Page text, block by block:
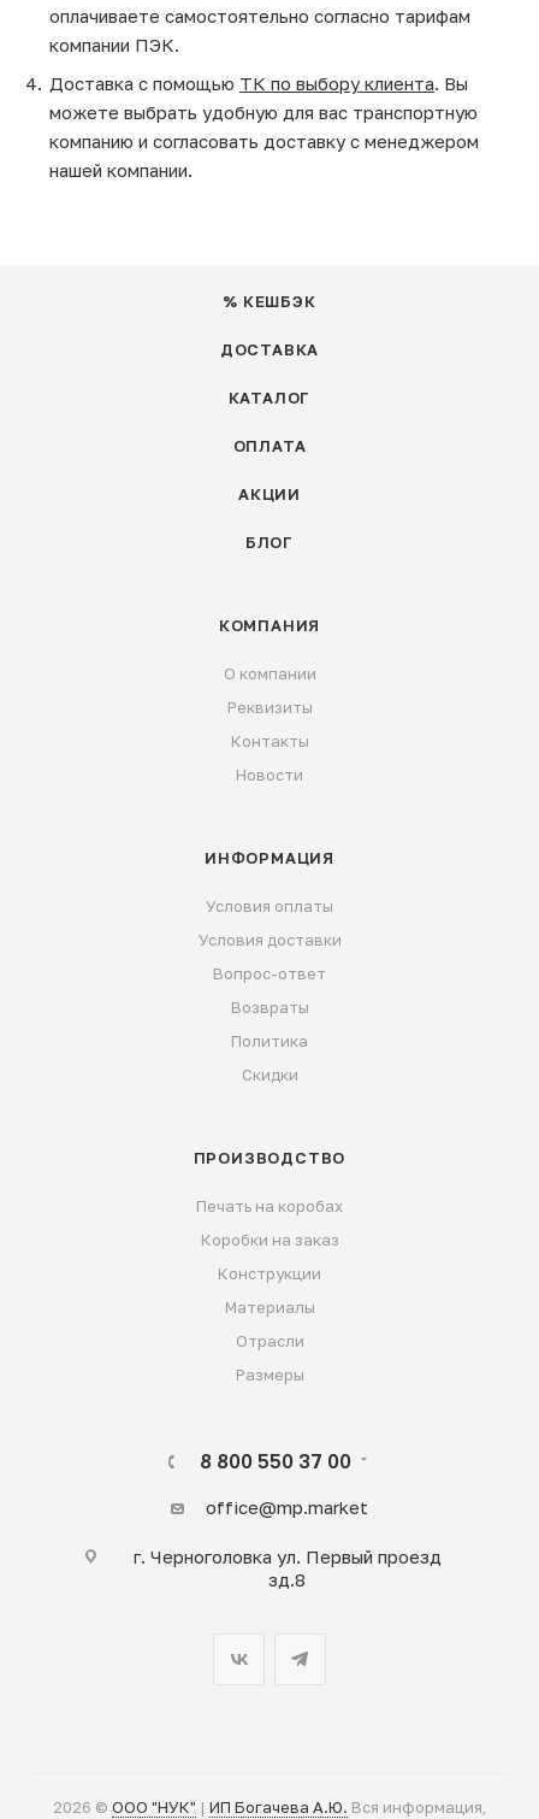
оплачиваете самостоятельно согласно тарифам
компании ПЭК.
Доставка с помощью ТК по выбору клиента. Вы
можете выбрать удобную для вас транспортную
компанию и согласовать доставку с менеджером
нашей компании.
% КЕШБЭК
ДОСТАВКА
КАТАЛОГ
ОПЛАТА
АКЦИИ
БЛОГ
КОМПАНИЯ
О компании
Реквизиты
Контакты
Новости
ИНФОРМАЦИЯ
Условия оплаты
Условия доставки
Вопрос-ответ
Возвраты
Политика
Скидки
ПРОИЗВОДСТВО
Печать на коробах
Коробки на заказ
Конструкции
Материалы
Отрасли
Размеры
8 800 550 37 00
office@mp.market
г. Черноголовка ул. Первый проезд
зд.8
2026 © ООО "НУК" | ИП Богачева А.Ю. Вся информация,